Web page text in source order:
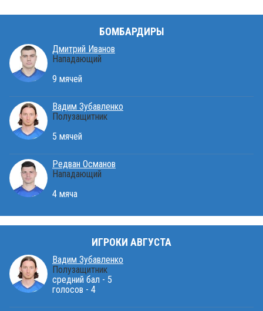
БОМБАРДИРЫ
Дмитрий Иванов
Нападающий
9 мячей
Вадим Зубавленко
Полузащитник
5 мячей
Редван Османов
Нападающий
4 мяча
ИГРОКИ АВГУСТА
Вадим Зубавленко
Полузащитник
средний бал - 5
голосов - 4